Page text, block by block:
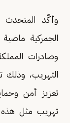
وأكّد المتحدث
الجمركية
وصادرات
التهريب، وذلك
تعزيز أمن
تهريب مثل هذه